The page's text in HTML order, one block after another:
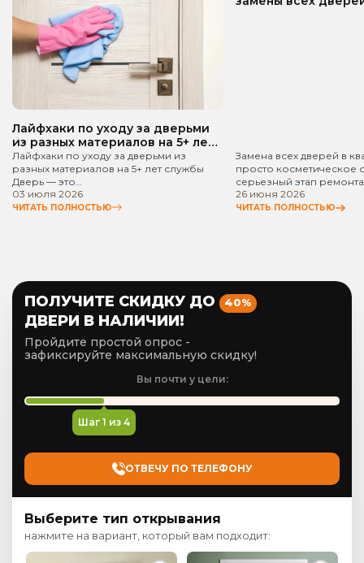
Лайфхаки по уходу за дверьми
из разных материалов на 5+ лет
службы
Лайфхаки по уходу за дверьми из
разных материалов на 5+ лет службы
Дверь — это…
03 июля 2026
ЧИТАТЬ ПОЛНОСТЬЮ
Замена всех дверей в
просто косметическое
серьезный этап
26 июня 2026
ЧИТАТЬ ПОЛНОСТЬЮ
ПОЛУЧИТЕ СКИДКУ ДО 40%
ДВЕРИ В НАЛИЧИИ!
Пройдите простой опрос -
зафиксируйте максимальную скидку!
Вы почти у цели:
Шаг 1 из 4
ОТВЕЧУ ПО ТЕЛЕФОНУ
Выберите тип открывания
нажмите на вариант, который вам подходит: